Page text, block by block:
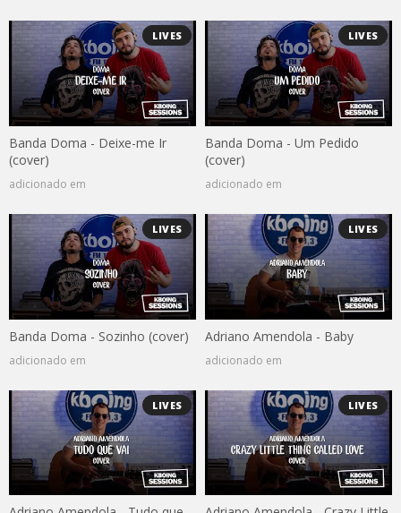
LIVES
Banda Doma - Deixe-me Ir
(cover)
adicionado em
LIVES
Banda Doma - Um Pedido
(cover)
adicionado em
LIVES
Banda Doma - Sozinho (cover)
adicionado em
LIVES
Adriano Amendola - Baby
adicionado em
LIVES LIVES